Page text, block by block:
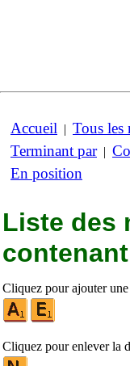
Accueil | Tous les
Terminant par|
En position
Liste des
contenant
Cliquez pour ajouter
Cliquez pour enlever la